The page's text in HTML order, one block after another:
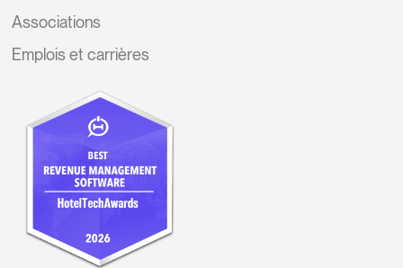
Associations
Emplois et carrières